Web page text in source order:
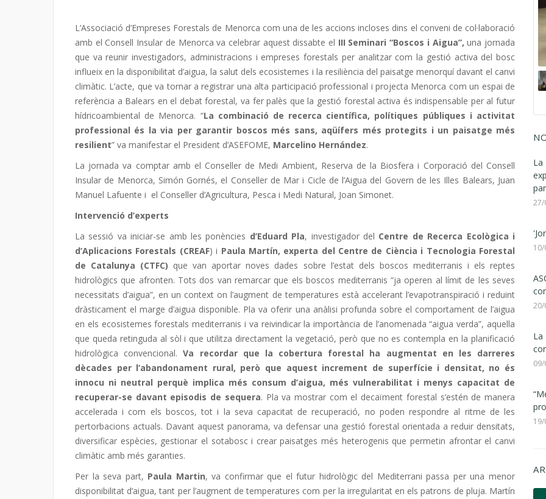
L’Associació d’Empreses Forestals de Menorca com una de les accions incloses dins el conveni de col·laboració
amb el Consell Insular de Menorca va celebrar aquest dissabte el III Seminari “Boscos i Aigua”, una jornada
que va reunir investigadors, administracions i empreses forestals per analitzar com la gestió activa del bosc
influeix en la disponibilitat d’aigua, la salut dels ecosistemes i la resiliència del paisatge menorquí davant el canvi
climàtic. L’acte, que va tornar a registrar una alta participació professional i projecta Menorca com un espai de
referència a Balears en el debat forestal, va fer palès que la gestió forestal activa és indispensable per al futur
hídricoambiental de Menorca. “La combinació de recerca científica, polítiques públiques i activitat
professional és la via per garantir boscos més sans, aqüífers més protegits i un paisatge més
resilient” va manifestar el President d’ASEFOME, Marcelino Hernández.
La jornada va comptar amb el Conseller de Medi Ambient, Reserva de la Biosfera i Corporació del Consell
Insular de Menorca, Simón Gornés, el Conseller de Mar i Cicle de l’Aigua del Govern de les Illes Balears, Juan
Manuel Lafuente i el Conseller d’Agricultura, Pesca i Medi Natural, Joan Simonet.
Intervenció d’experts
La sessió va iniciar-se amb les ponències d’Eduard Pla, investigador del Centre de Recerca Ecològica i
d’Aplicacions Forestals (CREAF) i Paula Martín, experta del Centre de Ciència i Tecnologia Forestal
de Catalunya (CTFC) que van aportar noves dades sobre l’estat dels boscos mediterranis i els reptes
hidrològics que afronten. Tots dos van remarcar que els boscos mediterranis “ja operen al límit de les seves
necessitats d’aigua”, en un context on l’augment de temperatures està accelerant l’evapotranspiració i reduint
dràsticament el marge d’aigua disponible. Pla va oferir una anàlisi profunda sobre el comportament de l’aigua
en els ecosistemes forestals mediterranis i va reivindicar la importància de l’anomenada “aigua verda”, aquella
que queda retinguda al sòl i que utilitza directament la vegetació, però que no es contempla en la planificació
hidrològica convencional.Va recordar que la cobertura forestal ha augmentat en les darreres
dècades per l’abandonament rural, però que aquest increment de superfície i densitat, no és
innocu ni neutral perquè implica més consum d’aigua, més vulnerabilitat i menys capacitat de
recuperar-se davant episodis de sequera. Pla va mostrar com el decaïment forestal s’estén de manera
accelerada i com els boscos, tot i la seva capacitat de recuperació, no poden respondre al ritme de les
pertorbacions actuals. Davant aquest panorama, va defensar una gestió forestal orientada a reduir densitats,
diversificar espècies, gestionar el sotabosc i crear paisatges més heterogenis que permetin afrontar el canvi
climàtic amb més garanties.
Per la seva part, Paula Martin, va confirmar que el futur hidrològic del Mediterrani passa per una menor
disponibilitat d’aigua, tant per l’augment de temperatures com per la irregularitat en els patrons de pluja. Martín
La
27/
20/
La